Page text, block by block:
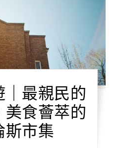
｜最親民的
美食薈萃的
斯市集